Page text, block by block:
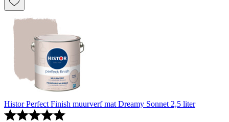
Histor Perfect Finish muurverf mat Dreamy Sonnet 2,5 liter